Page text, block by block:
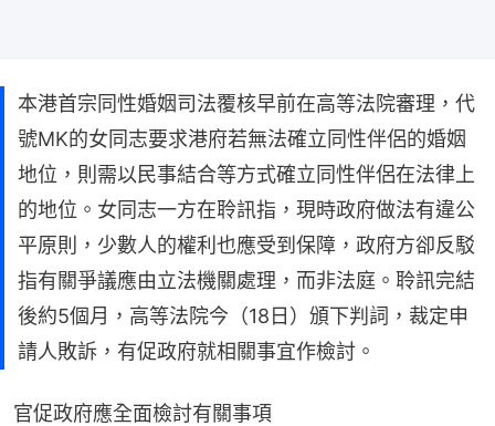
本港首宗同性婚姻司法覆核早前在高等法院審理，代
號MK的女同志要求港府若無法確立同性伴侶的婚姻
地位，則需以民事結合等方式確立同性伴侶在法律上
的地位。女同志一方在聆訊指，現時政府做法有違公
平原則，少數人的權利也應受到保障，政府方卻反駁
指有關爭議應由立法機關處理，而非法庭。聆訊完結
後約5個月，高等法院今（18日）頒下判詞，裁定申
請人敗訴，有促政府就相關事宜作檢討。
官促政府應全面檢討有關事項